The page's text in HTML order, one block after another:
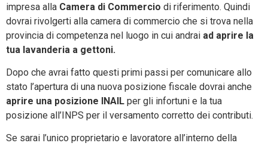
impresa alla Camera di Commercio di riferimento. Quindi
dovrai rivolgerti alla camera di commercio che si trova nella
provincia di competenza nel luogo in cui andrai ad aprire la
tua lavanderia a gettoni.
Dopo che avrai fatto questi primi passi per comunicare allo
stato l’apertura di una nuova posizione fiscale dovrai anche
aprire una posizione INAIL per gli infortuni e la tua
posizione all’INPS per il versamento corretto dei contributi.
Se sarai l’unico proprietario e lavoratore all’interno della